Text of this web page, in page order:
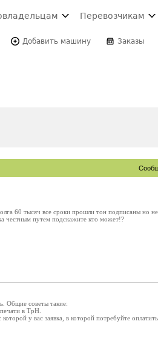
Перевозчикам
Добавить машину Заказы
60 тысяч все сроки прошли тон подписаны но
честным путем подскажите кто может!?
Общие советы такие:
в ТрН.
у вас заявка, в которой потребуйте оплатить